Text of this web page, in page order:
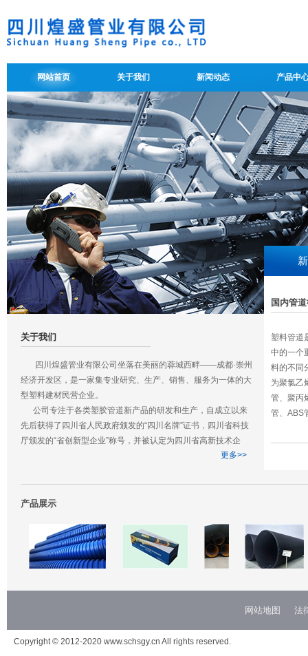
网站首页 关于我们 新闻动态 产品中
关于我们
四川煌盛管业有限公司坐落在美丽的蓉城西畔——成都·崇州
经济开发区，是一家集专业研究、生产、销售、服务为一体的大
型塑料建材民营企业。
公司专注于各类塑胶管道新产品的研发和生产，自成立以来
先后获得了四川省人民政府颁发的“四川名牌”证书，四川省科技
厅颁发的“省创新型企业”称号，并被认定为四川省高新技术企
业。公司与清华大学、四川大学高分子材料学院成立了联合研发
四川煌盛管业有限公司是一家年轻的公司，我们秉承为社会
生产优质、优价给排水管道的企业宗旨，坚持优质高标准生产，
远大目标。
更多>>
国内管
塑料管道
中的一个
料的不同
为聚氯乙
管、聚丙
管、ABS
产品展示
网站地图 法
Copyright © 2012-2020 www.schsgy.cn All rights reserved.